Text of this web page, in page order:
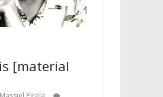
[material